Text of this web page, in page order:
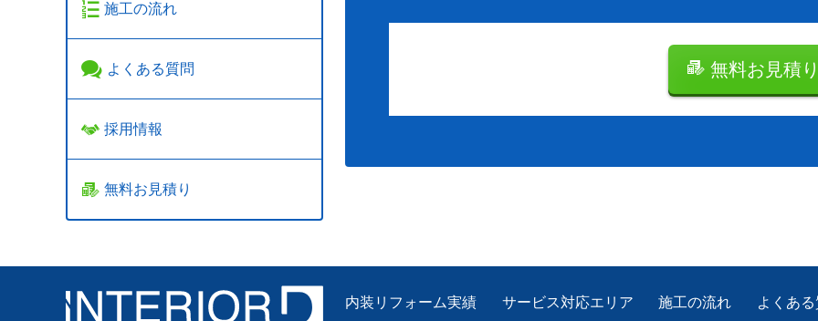
無料お見積り
施工の流れ
よくある質問
採用情報
無料お見積り
内装リフォーム実績 サービス対応エリア 施工の流れ よくある